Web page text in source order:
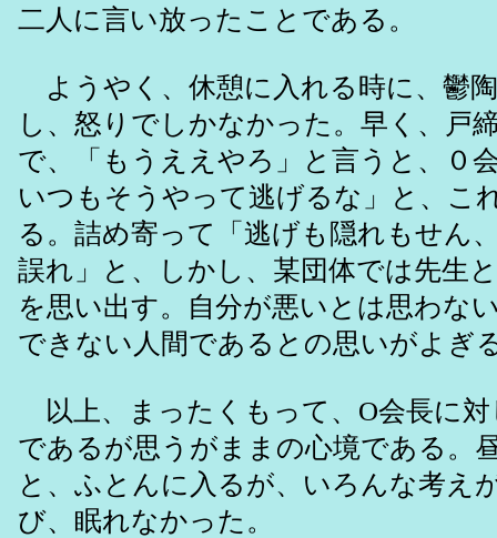
二人に言い放ったことである。
ようやく、休憩に入れる時に、鬱
し、怒りでしかなかった。早く、戸
で、「もうええやろ」と言うと、０
いつもそうやって逃げるな」と、こ
る。詰め寄って「逃げも隠れもせん
誤れ」と、しかし、某団体では先生
を思い出す。自分が悪いとは思わな
できない人間であるとの思いがよぎ
以上、まったくもって、O会長に対
であるが思うがままの心境である。
と、ふとんに入るが、いろんな考え
び、眠れなかった。